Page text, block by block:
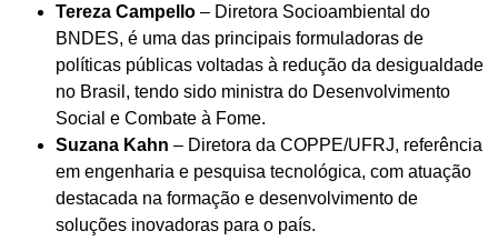
Tereza Campello – Diretora Socioambiental do
BNDES, é uma das principais formuladoras de
políticas públicas voltadas à redução da desigualdade
no Brasil, tendo sido ministra do Desenvolvimento
Social e Combate à Fome.
Suzana Kahn – Diretora da COPPE/UFRJ, referência
em engenharia e pesquisa tecnológica, com atuação
destacada na formação e desenvolvimento de
soluções inovadoras para o país.